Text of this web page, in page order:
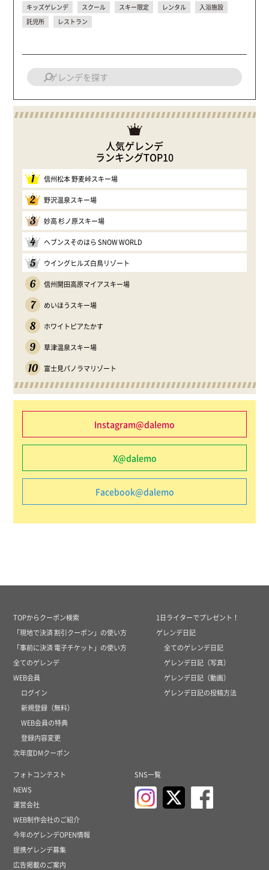
キッズゲレンデ
スクール スキー限定 レンタル
入浴施設
託児所
レストラン
人気ゲレンデ
ランキングTOP10
1 信州松本 野麦峠スキー場
2 野沢温泉スキー場
3 妙高 杉ノ原スキー場
4 ヘブンスそのはら SNOW WORLD
5 ウイングヒルズ白鳥リゾート
6 信州開田高原マイアスキー場
7 めいほうスキー場
8 ホワイトピアたかす
9 草津温泉スキー場
10 富士見パノラマリゾート
Instagram@dalemo
X@dalemo
Facebook@dalemo
TOPからクーポン検索
「現地で決済 割引クーポン」の使い方
「事前に決済 電子チケット」の使い方
全てのゲレンデ
WEB会員
ログイン
新規登録（無料）
WEB会員の特典
登録内容変更
次年度DMクーポン
1日ライターでプレゼント！
ゲレンデ日記
全てのゲレンデ日記
ゲレンデ日記（写真）
ゲレンデ日記（動画）
ゲレンデ日記の投稿方法
フォトコンテスト
NEWS
運営会社
WEB制作会社のご紹介
今年のゲレンデOPEN情報
提携ゲレンデ募集
広告掲載のご案内
SNS一覧